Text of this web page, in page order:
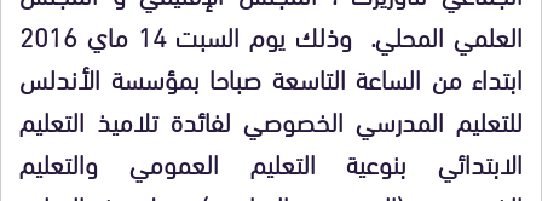
العلمي المحلي. وذلك يوم السبت 14 ماي 2016
ابتداء من الساعة التاسعة صباحا بمؤسسة الأندلس
للتعليم المدرسي الخصوصي لفائدة تلاميذ التعليم
الابتدائي بنوعية التعليم العمومي والتعليم